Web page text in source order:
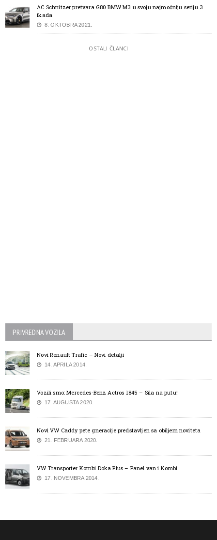
AC Schnitzer pretvara G80 BMW M3 u svoju najmoćniju seriju 3
ikada
8. OKTOBRA 2021.
OSTALI ČLANCI
PRIVREDNA VOZILA
Novi Renault Trafic – Novi detalji
14. APRILA 2014.
Vozili smo: Mercedes-Benz Actros 1845 – Sila na putu!
17. AUGUSTA 2020.
Novi VW Caddy pete gneracije predstavljen sa obiljem noviteta
21. FEBRUARA 2020.
VW Transporter Kombi Doka Plus – Panel van i Kombi
17. NOVEMBRA 2014.